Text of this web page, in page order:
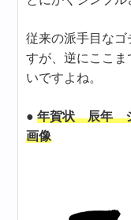
従来の派手目な
すが、逆にここ
いですよね。
●年賀状 辰年
画像